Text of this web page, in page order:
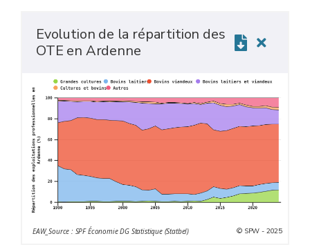
Evolution de la répartition des
OTE en Ardenne
EAW_Source : SPF Économie DG Statistique (Statbel) © SPW - 2025